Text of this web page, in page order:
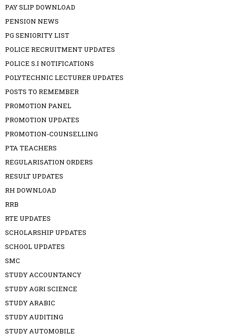
PAY SLIP DOWNLOAD
PENSION NEWS
PG SENIORITY LIST
POLICE RECRUITMENT UPDATES
POLICE S.I NOTIFICATIONS
POLYTECHNIC LECTURER UPDATES
POSTS TO REMEMBER
PROMOTION PANEL
PROMOTION UPDATES
PROMOTION-COUNSELLING
PTA TEACHERS
REGULARISATION ORDERS
RESULT UPDATES
RH DOWNLOAD
RRB
RTE UPDATES
SCHOLARSHIP UPDATES
SCHOOL UPDATES
SMC
STUDY ACCOUNTANCY
STUDY AGRI SCIENCE
STUDY ARABIC
STUDY AUDITING
STUDY AUTOMOBILE